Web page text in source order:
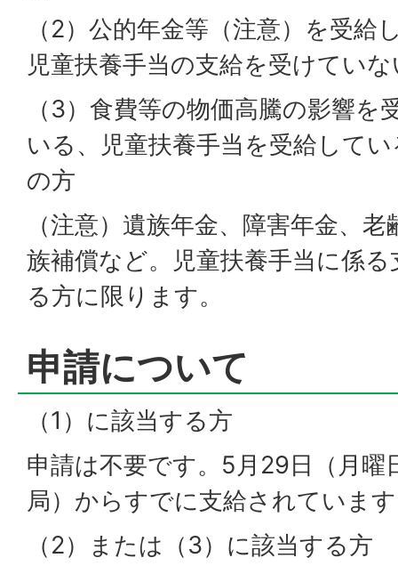
（2）公的年金等（注意）を受
児童扶養手当の支給を受けてい
（3）食費等の物価高騰の影響を
いる、児童扶養手当を受給して
の方
（注意）遺族年金、障害年金、
族補償など。児童扶養手当に係
る方に限ります。
申請について
（1）に該当する方
申請は不要です。5月29日（月曜
局）からすでに支給されていま
（2）または（3）に該当する方